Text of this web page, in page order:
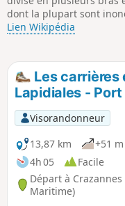
dont la plupart sont
Lien Wikipédia
Les carrières
Lapidiales -
Visorandonneur
13,87 km
+51 m
4h 05
Facile
Départ à
Maritime)